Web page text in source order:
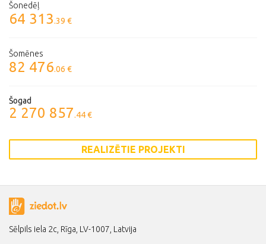
Šonedēļ
64 313.39 €
Šomēnes
82 476.06 €
Šogad
2 270 857.44 €
REALIZĒTIE PROJEKTI
Sēlpils iela 2c, Rīga, LV-1007, Latvija